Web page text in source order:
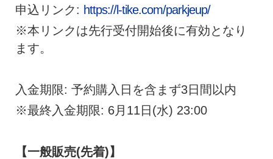
申込リンク: https://l-tike.com/parkjeup/
※本リンクは先行受付開始後に有効となり
ます。
入金期限: 予約購入日を含まず3日間以内
※最終入金期限: 6月11日(水) 23:00
【一般販売(先着)】